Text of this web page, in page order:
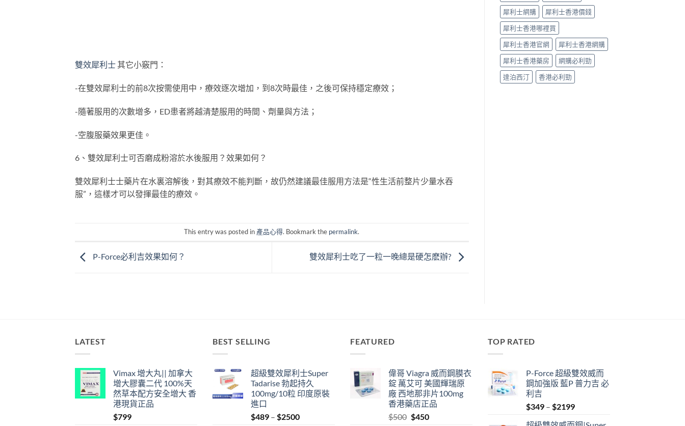
雙效犀利士其它小竅門：
-在雙效犀利士的前8次按需使用中，療效逐次增加，到8次時最佳，之後可保持穩定療效；
-隨著服用的次數增多，ED患者將越清楚服用的時間、劑量與方法；
-空腹服藥效果更佳。
6、雙效犀利士可否磨成粉溶於水後服用？效果如何？
雙效犀利士士藥片在水裏溶解後，對其療效不能判斷，故仍然建議最佳服用方法是“性生活前整片少量水吞
服”，這樣才可以發揮最佳的療效。
This entry was posted in 產品心得. Bookmark the permalink.
P-Force必利吉效果如何？ 雙效犀利士吃了一粒一晚總是硬怎麽辦?
犀利士網購
犀利士香港價錢
犀利士香港哪裡買
犀利士香港官網
犀利士香港網購
犀利士香港藥房
網購必利勁
達泊西汀
香港必利勁
LATEST
Vimax 增大丸|| 加拿大
增大膠囊二代 100%天
然草本配方安全增大 香
港現貨正品
$799
BEST SELLING
超級雙效犀利士Super
Tadarise 勃起持久
100mg/10粒 印度原裝
進口
$489 – $2500Price
FEATURED
偉哥 Viagra 威而鋼膜衣
錠 萬艾可 美國輝瑞原
廠 西地那非片100mg
香港藥店正品
$500 Original
$450Current
TOP RATED
P-Force 超級雙效威而
鋼加強版 藍P 普力吉 必
利吉
$349 – $2199Price